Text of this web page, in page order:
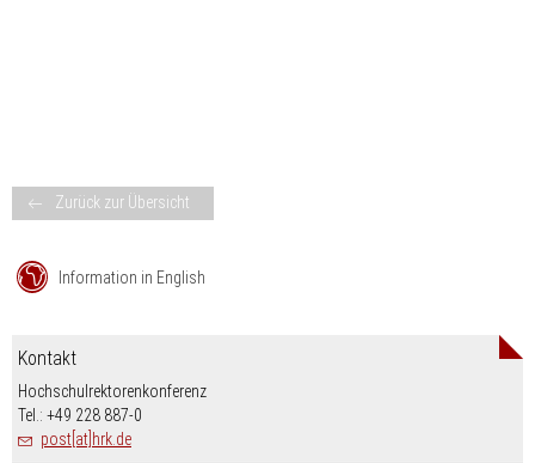
Zurück zur Übersicht
Information in English
Kontakt
Hochschulrektorenkonferenz
Tel.: +49 228 887-0
post[at]hrk.de